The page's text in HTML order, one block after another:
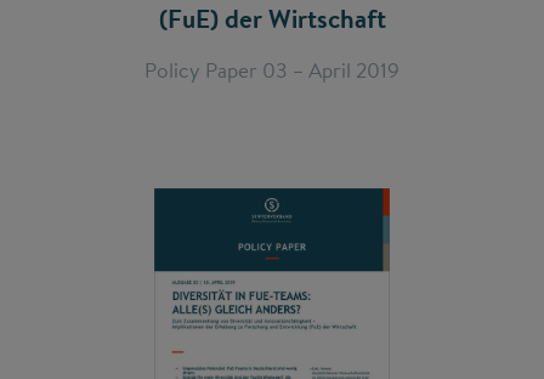
(FuE) der Wirtschaft
Policy Paper 03 – April 2019